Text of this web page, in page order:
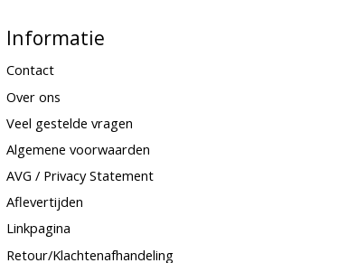
Informatie
Contact
Over ons
Veel gestelde vragen
Algemene voorwaarden
AVG / Privacy Statement
Aflevertijden
Linkpagina
Retour/Klachtenafhandeling